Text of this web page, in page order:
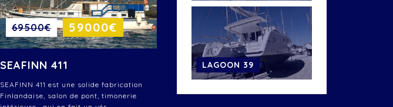
69500€ 59000€
SEAFINN 411
SEAFINN 411 est une solide fabrication
Finlandaise, salon de pont, timonerie
LAGOON 39